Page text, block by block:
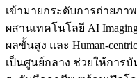
เข้ามายกระดับการถ่ายภ
ผสานเทคโนโลยี AI
ผลขั้นสูง และ Human-
เป็นศูนย์กลาง ช่วยให้กา